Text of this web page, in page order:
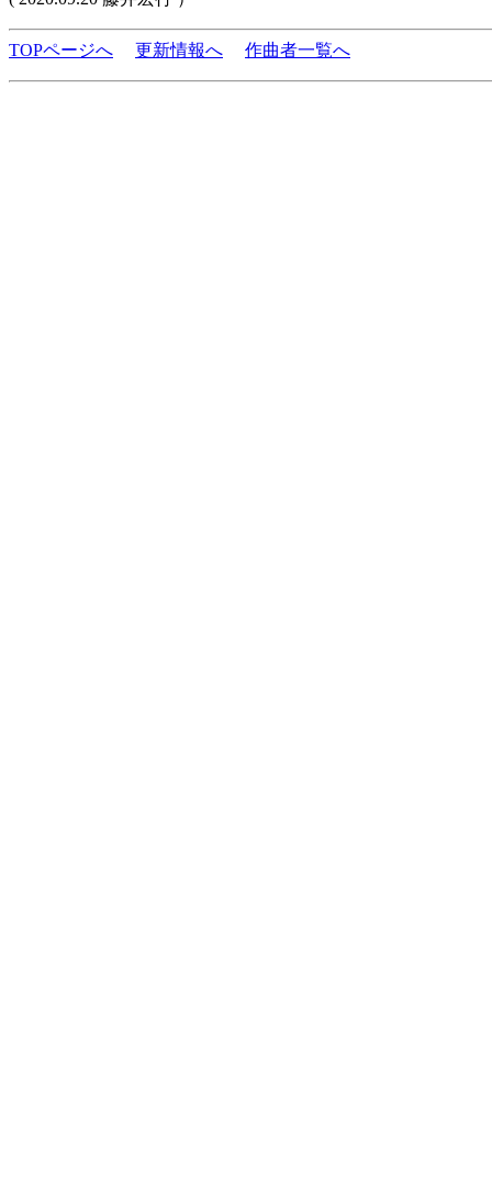
TOPページへ 更新情報へ 作曲者一覧へ